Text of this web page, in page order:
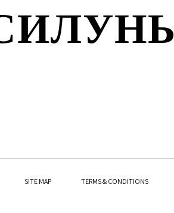
SITE MAP TERMS & CONDITIONS